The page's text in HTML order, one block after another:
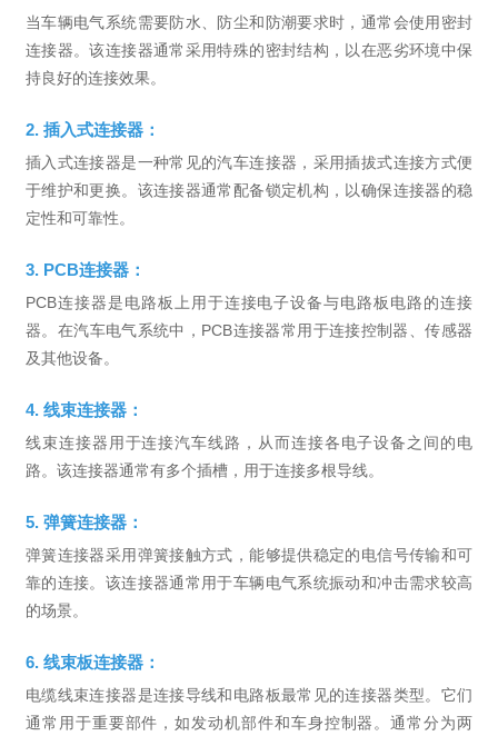
当车辆电气系统需要防水、防尘和防潮要求时，通常会使用密封
连接器。该连接器通常采用特殊的密封结构，以在恶劣环境中保
持良好的连接效果。
2. 插入式连接器：
插入式连接器是一种常见的汽车连接器，采用插拔式连接方式便
于维护和更换。该连接器通常配备锁定机构，以确保连接器的稳
定性和可靠性。
3. PCB连接器：
PCB连接器是电路板上用于连接电子设备与电路板电路的连接
器。在汽车电气系统中，PCB连接器常用于连接控制器、传感器
及其他设备。
4. 线束连接器：
线束连接器用于连接汽车线路，从而连接各电子设备之间的电
路。该连接器通常有多个插槽，用于连接多根导线。
5. 弹簧连接器：
弹簧连接器采用弹簧接触方式，能够提供稳定的电信号传输和可
靠的连接。该连接器通常用于车辆电气系统振动和冲击需求较高
的场景。
6. 线束板连接器：
电缆线束连接器是连接导线和电路板最常见的连接器类型。它们
通常用于重要部件，如发动机部件和车身控制器。通常分为两